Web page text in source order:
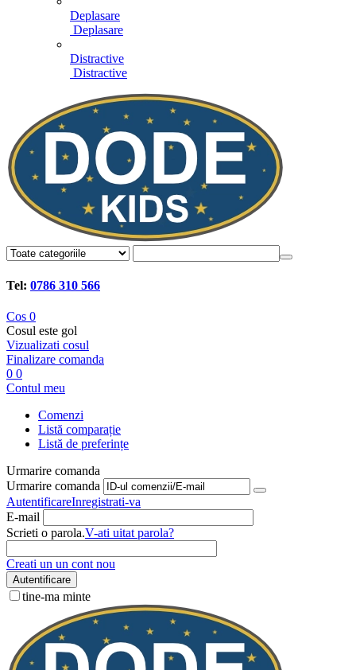
Deplasare
Deplasare
Distractive
Distractive
Tel: 0786 310 566
Cos 0
Cosul este gol
Vizualizati cosul
Finalizare comanda
0 0
Contul meu
Comenzi
Listă comparație
Listă de preferințe
Urmarire comanda
Urmarire comanda
AutentificareInregistrati-va
E-mail
Scrieti o parola.V-ati uitat parola?
Creati un un cont nou
Autentificare
tine-ma minte